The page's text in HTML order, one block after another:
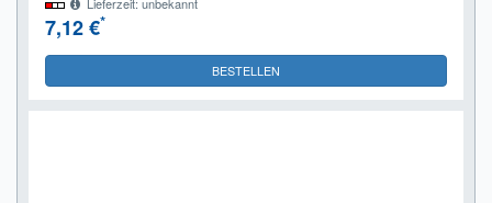
7,12 €*
BESTELLEN